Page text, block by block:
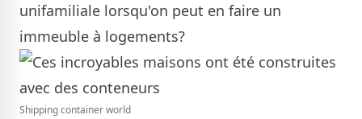
unifamiliale lorsqu'on peut en faire un
immeuble à logements?
Shipping container world